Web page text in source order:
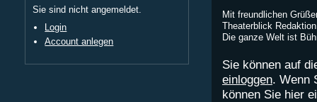
Sie sind nicht angemeldet.
Login
Account anlegen
Mit freundlichen
Theaterblick
Die ganze Welt ist
Sie können auf
einloggen. Wenn
können Sie hier